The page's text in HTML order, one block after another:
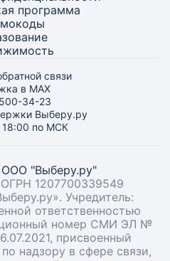
программа
связи
в MAX
34-23
Выберу.ру
18:00 по МСК
"Выберу.ру"
1207700339549
Учредитель:
ответственностью
номер СМИ ЭЛ №
присвоенный
надзору в сфере связи,